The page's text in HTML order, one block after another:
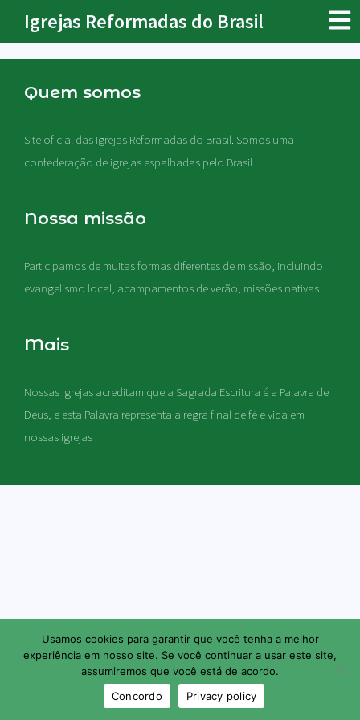
Igrejas Reformadas do Brasil
Quem somos
Site oficial das Igrejas Reformadas do Brasil. Somos uma
confederação de igrejas espalhadas pelo Brasil.
Nossa missão
Participamos de muitas formas diferentes de missão, incluindo
evangelismo local, acampamentos de verão, missões nativas.
Mais
Nossas igrejas acreditam que a Sagrada Escritura é a Palavra de
Deus, e esta Palavra representa a regra final de fé e vida em
nossas igrejas
Usamos cookies para garantir que você tenha a melhor
experiência em nosso site. Se você continuar a usar este site,
assumiremos que você está de acordo.
Concordo
Privacy policy